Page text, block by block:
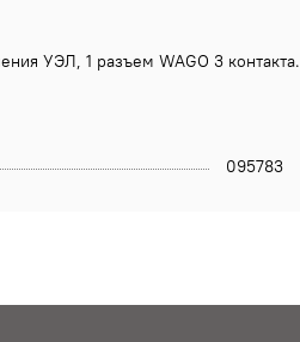
УЭЛ, 1 разъем WAGO 3 контакта.
095783